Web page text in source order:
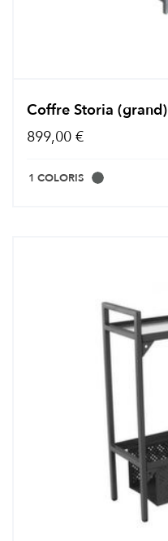
Coffre Storia (grand)
899,00 €
1 COLORIS